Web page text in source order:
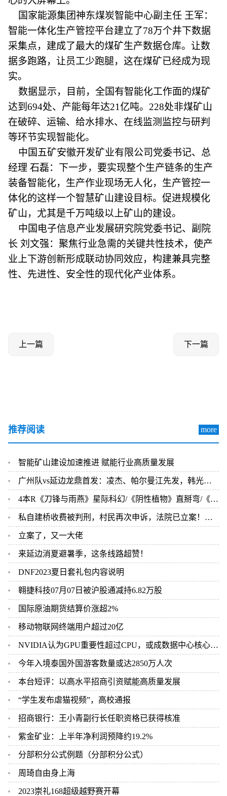
国家能源集团神东煤炭智能中心副主任 王军：
智能一体化生产管控平台建立了78万个井下数据
采集点，建成了最大的煤矿生产数据仓库。让数
据多跑路，让员工少跑腿，这在煤矿已经成为现
实。
数据显示，目前，全国有智能化工作面的煤矿
达到694处、产能每年达21亿吨。228处非煤矿山
在破碎、运输、给水排水、在线监测监控与研判
等环节实现智能化。
中国五矿安徽开发矿业有限公司党委书记、总
经理 石磊：下一步，要实现整个生产链条的生产
装备智能化，生产作业现场无人化，生产管控一
体化的这样一个智慧矿山建设目标。促进规模化
矿山，尤其是千万吨级以上矿山的建设。
中国电子信息产业发展研究院党委书记、副院
长 刘文强：聚焦行业急需的关键共性技术，使产
业上下游创新形成联动协同效应，构建兼具完整
性、先进性、安全性的现代化产业体系。
上一篇 下一篇
推荐阅读 more
智能矿山建设加速推进 赋能行业高质量发展
广州队vs延边龙鼎首发：凌杰、帕尔曼江先发，韩光徽、金泰延出战
4本R《刀锋与雨燕》星际科幻/《阴性植物》直掰弯/《笨雪人》荤素均衡/《空窗期》
私自建桥收费被判刑，村民再次申诉，法院已立案！当地回应：将建一座便民桥
立案了，又一大佬
来延边消夏避暑季，这条线路超赞！
DNF2023夏日套礼包内容说明
翱捷科技07月07日被沪股通减持6.82万股
国际原油期货结算价涨超2%
移动物联网终端用户超过20亿
NVIDIA认为GPU重要性超过CPU，或成数据中心核心资源
今年入境泰国外国游客数量或达2850万人次
本台短评：以高水平招商引资赋能高质量发展
“学生发布虐猫视频”，高校通报
招商银行：王小青副行长任职资格已获得核准
紫金矿业：上半年净利润预降约19.2%
分部积分公式例题（分部积分公式）
周琦自由身上海
2023崇礼168超级越野赛开幕